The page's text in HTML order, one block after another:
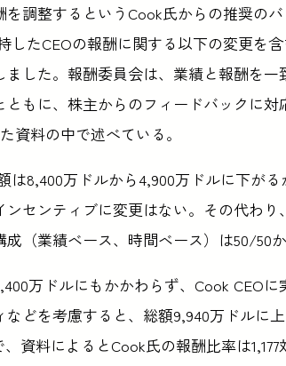
を調整するというCook氏からの推奨の
したCEOの報酬に関する以下の変更を
ました。報酬委員会は、業績と報酬を
ともに、株主からのフィードバックに対
資料の中で述べている。
は8,400万ドルから4,900万ドルに下が
ンセンティブに変更はない。その代わり
（業績ベース、時間ベース）は50/50か
万ドルにもかかわらず、Cook CEO
などを考慮すると、総額9,940万ドルに
資料によるとCook氏の報酬比率は1,177